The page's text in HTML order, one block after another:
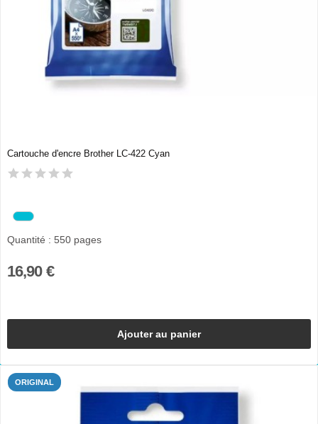
Cartouche d'encre Brother LC-422 Cyan
Quantité : 550 pages
16,90 €
Ajouter au panier
ORIGINAL